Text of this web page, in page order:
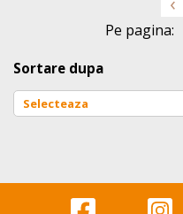
<
Pe pagina:
Sortare dupa